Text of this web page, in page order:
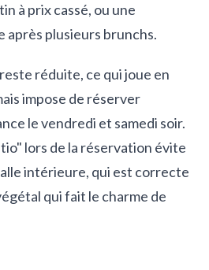
à prix cassé, ou une
après plusieurs brunchs.
réduite, ce qui joue en
impose de réserver
le vendredi et samedi soir.
lors de la réservation évite
intérieure, qui est correcte
qui fait le charme de